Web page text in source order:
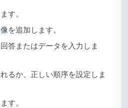
、および再公開に関するガイド
確定のガイド
す。
を追加します。
答またはデータを入力しま
るか、正しい順序を設定しま
す。